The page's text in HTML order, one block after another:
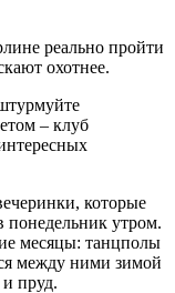
реально пройти
охотнее.
– клуб
которые
понедельник утром.
месяцы: танцполы
между ними зимой
пруд.